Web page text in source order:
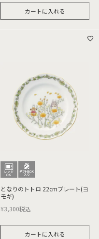
カートに入れる
となりのトトロ 22cmプレート(ヨ
モギ)
¥3,300税込
カートに入れる